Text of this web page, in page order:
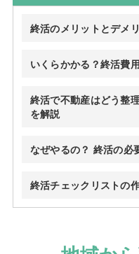
終活のメリットとデメ
いくらかかる？終活費
終活で不動産はどう整
を解説
なぜやるの？ 終活の必
終活チェックリストの